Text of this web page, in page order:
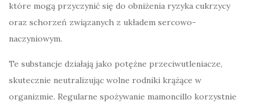
które mogą przyczynić się do obniżenia ryzyka cukrzycy
oraz schorzeń związanych z układem sercowo-
naczyniowym.
Te substancje działają jako potężne przeciwutleniacze,
skutecznie neutralizując wolne rodniki krążące w
organizmie. Regularne spożywanie mamoncillo korzystnie